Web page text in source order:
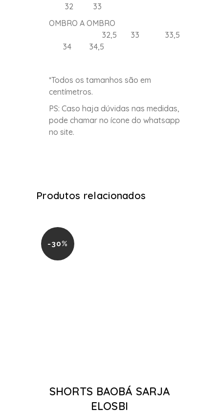
32 33
OMBRO A OMBRO
32,5 33 33,5
34 34,5
*Todos os tamanhos são em
centímetros.
PS: Caso haja dúvidas nas medidas,
pode chamar no ícone do whatsapp
no site.
Produtos relacionados
-30%
SHORTS BAOBÁ SARJA
ELOSBI